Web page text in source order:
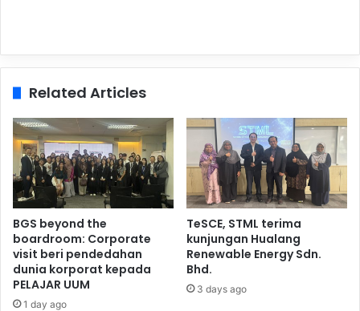
Related Articles
BGS beyond the
boardroom: Corporate
visit beri pendedahan
dunia korporat kepada
PELAJAR UUM
1 day ago
TeSCE, STML terima
kunjungan Hualang
Renewable Energy Sdn.
Bhd.
3 days ago